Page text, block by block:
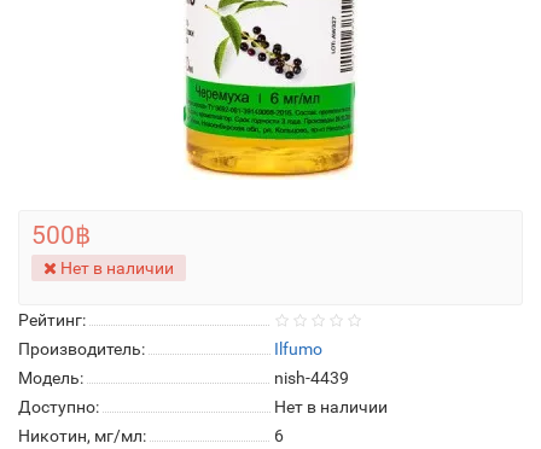
Рейтинг:
Производитель:
Ilfumo
Модель:
nish-4439
Доступно:
Нет в наличии
Никотин, мг/мл:
6
500฿
Нет в наличии